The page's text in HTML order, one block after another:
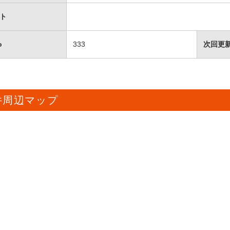
333 次回更
周辺マップ